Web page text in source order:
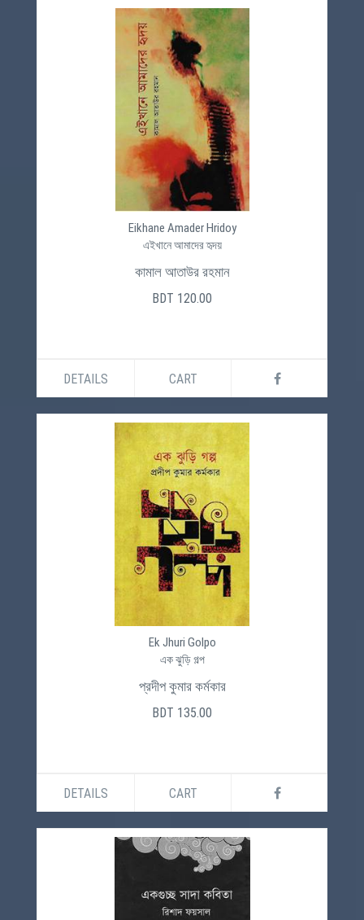
Eikhane Amader Hridoy
এইখানে আমাদের হৃদয়
কামাল আতাউর রহমান
BDT 120.00
DETAILS CART
Ek Jhuri Golpo
এক ঝুড়ি গল্প
প্রদীপ কুমার কর্মকার
BDT 135.00
DETAILS CART